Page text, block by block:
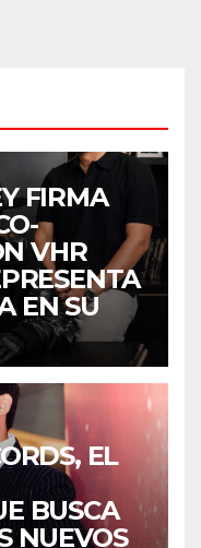
FIRMA
VHR
EN SU
EL
BUSCA
NUEVOS